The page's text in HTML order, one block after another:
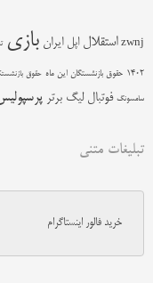
zwnj استقلال اپل ایران بازی
1402 حقوق بازنشستگان این ماه حقوق
سامسونگ فوتبال لیگ برتر
تبلیغات متنی
خرید فالور اینستاگرام